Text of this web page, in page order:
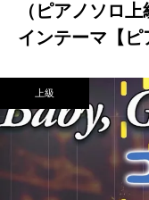
（ピアノソロ
インテーマ【ピ
上級